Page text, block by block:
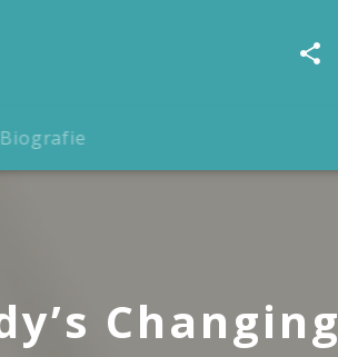
Biografie
Changing